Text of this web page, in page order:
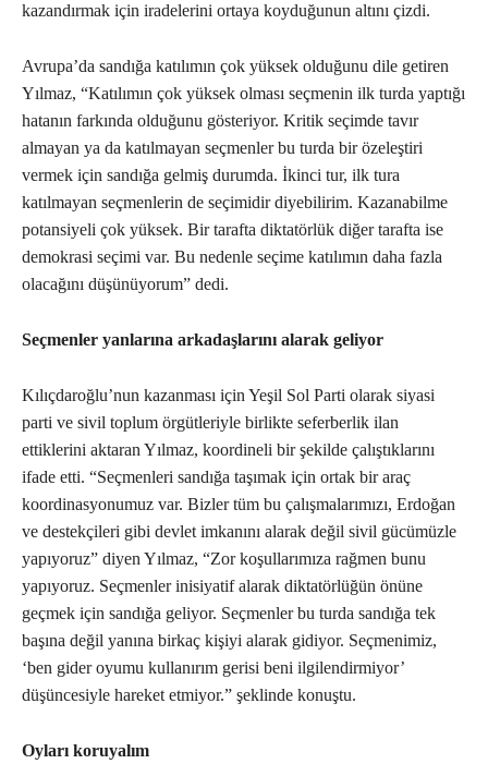
kazandırmak için iradelerini ortaya koyduğunun altını çizdi.
Avrupa’da sandığa katılımın çok yüksek olduğunu dile getiren
Yılmaz, “Katılımın çok yüksek olması seçmenin ilk turda yaptığı
hatanın farkında olduğunu gösteriyor. Kritik seçimde tavır
almayan ya da katılmayan seçmenler bu turda bir özeleştiri
vermek için sandığa gelmiş durumda. İkinci tur, ilk tura
katılmayan seçmenlerin de seçimidir diyebilirim. Kazanabilme
potansiyeli çok yüksek. Bir tarafta diktatörlük diğer tarafta ise
demokrasi seçimi var. Bu nedenle seçime katılımın daha fazla
olacağını düşünüyorum” dedi.
Seçmenler yanlarına arkadaşlarını alarak geliyor
Kılıçdaroğlu’nun kazanması için Yeşil Sol Parti olarak siyasi
parti ve sivil toplum örgütleriyle birlikte seferberlik ilan
ettiklerini aktaran Yılmaz, koordineli bir şekilde çalıştıklarını
ifade etti. “Seçmenleri sandığa taşımak için ortak bir araç
koordinasyonumuz var. Bizler tüm bu çalışmalarımızı, Erdoğan
ve destekçileri gibi devlet imkanını alarak değil sivil gücümüzle
yapıyoruz” diyen Yılmaz, “Zor koşullarımıza rağmen bunu
yapıyoruz. Seçmenler inisiyatif alarak diktatörlüğün önüne
geçmek için sandığa geliyor. Seçmenler bu turda sandığa tek
başına değil yanına birkaç kişiyi alarak gidiyor. Seçmenimiz,
‘ben gider oyumu kullanırım gerisi beni ilgilendirmiyor’
düşüncesiyle hareket etmiyor.” şeklinde konuştu.
Oyları koruyalım